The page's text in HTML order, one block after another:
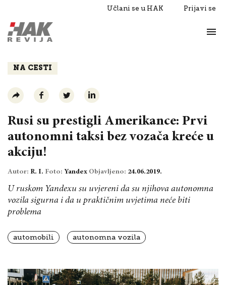
Učlani se u HAK Prijavi se
Razgovori
NA CESTI
Rusi su prestigli Amerikance: Prvi
autonomni taksi bez vozača kreće u
akciju!
Autor: R. I. Foto: Yandex Objavljeno: 24.06.2019.
U ruskom Yandexu su uvjereni da su njihova autonomna
vozila sigurna i da u praktičnim uvjetima neće biti
problema
automobili autonomna vozila